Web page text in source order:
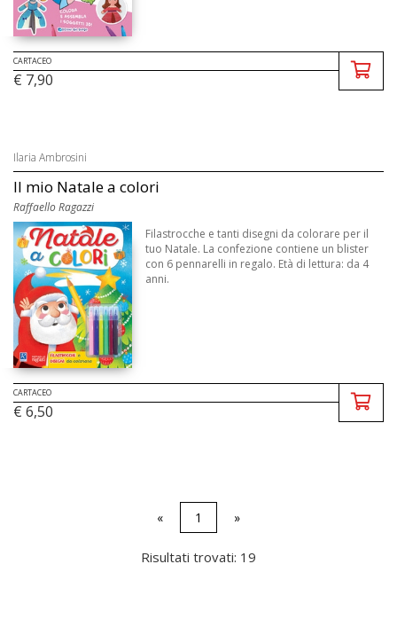
CARTACEO
€ 7,90
Ilaria Ambrosini
Il mio Natale a colori
Raffaello Ragazzi
Filastrocche e tanti disegni da colorare per il
tuo Natale. La confezione contiene un blister
con 6 pennarelli in regalo. Età di lettura: da 4
anni.
CARTACEO
€ 6,50
« 1 »
Risultati trovati: 19